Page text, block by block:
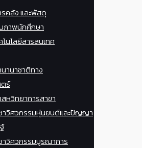
รคลัง และพัสดุ
าพนักศึกษา
นโลยีสารสนเทศ
านาชาติทาง
ร์
หวิทยาการสาขา
าวิศวกรรมหุ่นยนต์และปัญญา
าวิศวกรรมบูรณาการ